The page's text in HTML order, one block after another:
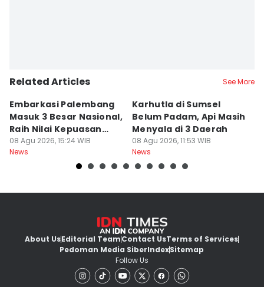
Related Articles See More
Embarkasi Palembang
Masuk 3 Besar Nasional,
Raih Nilai Kepuasan
86,65
08 Agu 2026, 15:24 WIB
News
Karhutla di Sumsel
Belum Padam, Api Masih
Menyala di 3 Daerah
08 Agu 2026, 11:53 WIB
News
About UsEditorial TeamContact UsTerms of Services
Pedoman Media SiberIndexSitemap
Follow Us